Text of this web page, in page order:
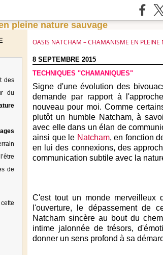
des
du
de
OASIS NATCHAM – CHAMANISME EN PLEINE
8 SEPTEMBRE 2015
TECHNIQUES "CHAMANIQUES"
Signe d'une évolution des
demande par rapport à
nouveau pour moi. Comme
plutôt un humble Natcham, à
avec elle dans un élan de
ainsi que le Natcham, en fonction
en lui des connexions, des
communication subtile avec la
C'est tout un monde merveilleux
l'ouverture, le dépassement de
Natcham sincère au bout du
intime jalonnée de trésors,
donner un sens profond à sa